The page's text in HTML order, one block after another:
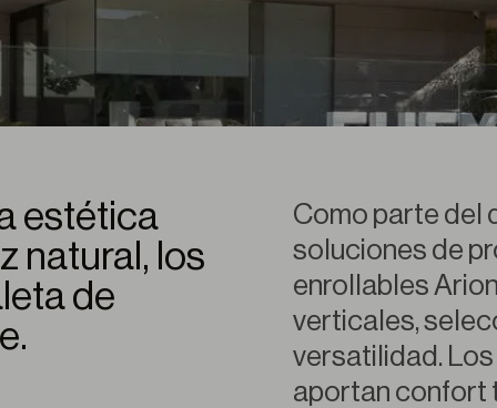
estética
natural, los
de
Como parte del
soluciones de
enrollables
verticales,
versatilidad.
aportan confort